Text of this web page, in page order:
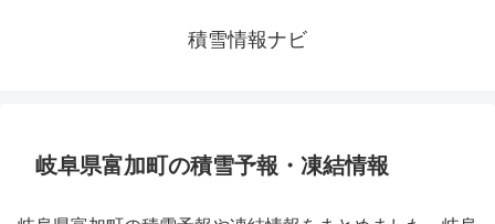
積雪情報ナビ
岐阜県富加町の積雪予報・凍結情報